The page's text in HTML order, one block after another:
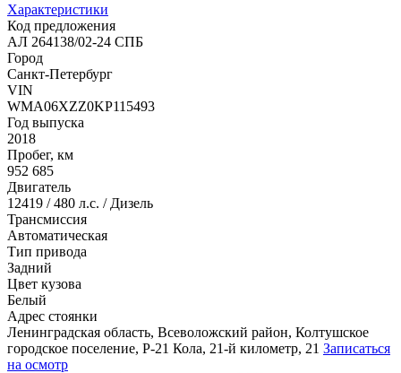
Характеристики
Код предложения
АЛ 264138/02-24 СПБ
Город
Санкт-Петербург
VIN
WMA06XZZ0KP115493
Год выпуска
2018
Пробег, км
952 685
Двигатель
12419 / 480 л.с. / Дизель
Трансмиссия
Автоматическая
Тип привода
Задний
Цвет кузова
Белый
Адрес стоянки
Ленинградская область, Всеволожский район, Колтушское
городское поселение, Р-21 Кола, 21-й километр, 21 Записаться
на осмотр